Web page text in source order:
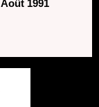
1991